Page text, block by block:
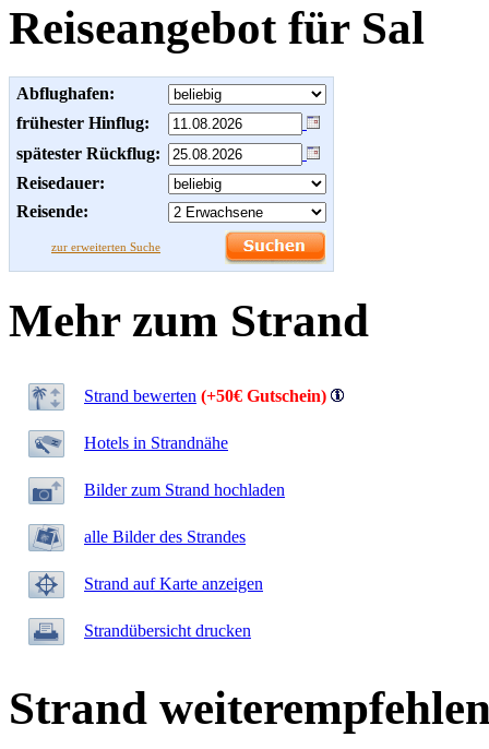
Reiseangebot für Sal
Abflughafen:
frühester Hinflug:
spätester Rückflug:
Reisedauer:
Reisende:
zur erweiterten Suche
Mehr zum Strand
Strand bewerten (+50€ Gutschein)
Hotels in Strandnähe
Bilder zum Strand hochladen
alle Bilder des Strandes
Strand auf Karte anzeigen
Strandübersicht drucken
Strand